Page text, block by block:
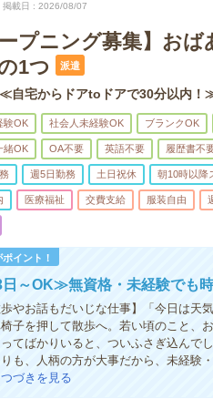
掲載日 2026/08/07
ープニング募集】お
1つ
派遣
≪自宅からドアtoドアで30分以内！
験OK 社会人未経験OK ブランクOK
緒OK OA不要 英語不要 履歴書不
週5日勤務 土日祝休 朝10時以降
医療福祉 交費支給 服装自由
イント！
～OK≫無資格・未経験でも時
歩やお話もだいじな仕事】「今日は
子を押して散歩へ。若い頃のこと、
てばかりいると、ついふさぎ込んで
も、人柄の方が大事だから、未経験
つづきを見る